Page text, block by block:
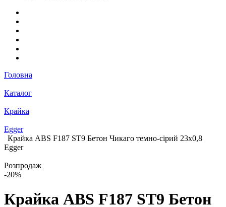
Головна
Каталог
Крайка
Egger
Крайка ABS F187 ST9 Бетон Чикаго темно-сірий 23х0,8
Egger
Розпродаж
-20%
Крайка ABS F187 ST9 Бетон